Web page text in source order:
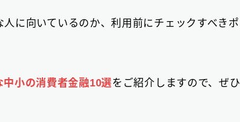
に向いているのか、利用前にチェックすべきポ
小の消費者金融10選をご紹介しますので、ぜひ